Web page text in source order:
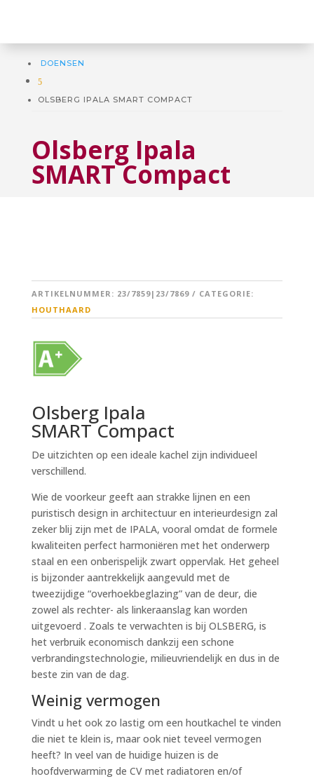
DOENSEN
5
OLSBERG IPALA SMART COMPACT
Olsberg Ipala
SMART Compact
ARTIKELNUMMER: 23/7859|23/7869
CATEGORIE:
HOUTHAARD
Olsberg Ipala
SMART Compact
De uitzichten op een ideale kachel zijn individueel
verschillend.
Wie de voorkeur geeft aan strakke lijnen en een
puristisch design in architectuur en interieurdesign zal
zeker blij zijn met de IPALA, vooral omdat de formele
kwaliteiten perfect harmoniëren met het onderwerp
staal en een onberispelijk zwart oppervlak. Het geheel
is bijzonder aantrekkelijk aangevuld met de
tweezijdige “overhoekbeglazing” van de deur, die
zowel als rechter- als linkeraanslag kan worden
uitgevoerd . Zoals te verwachten is bij OLSBERG, is
het verbruik economisch dankzij een schone
verbrandingstechnologie, milieuvriendelijk en dus in de
beste zin van de dag.
Weinig vermogen
Vindt u het ook zo lastig om een houtkachel te vinden
die niet te klein is, maar ook niet teveel vermogen
heeft? In veel van de huidige huizen is de
hoofdverwarming de CV met radiatoren en/of